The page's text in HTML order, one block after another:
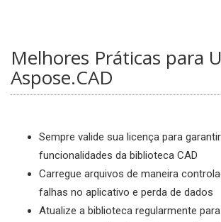
Melhores Práticas para
Aspose.CAD
Sempre valide sua licença para
funcionalidades da biblioteca CAD
Carregue arquivos de maneira
falhas no aplicativo e perda de dados
Atualize a biblioteca regularmente